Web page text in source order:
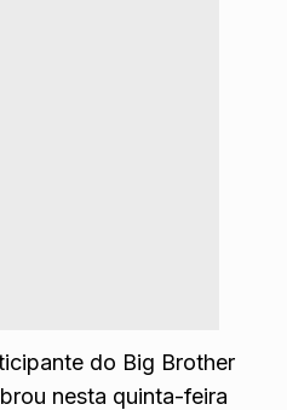
do Big Brother
nesta quinta-feira